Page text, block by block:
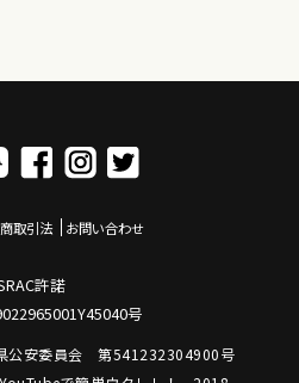
取引法 お問い合わせ
許諾
号
公安委員会 第541232304900号